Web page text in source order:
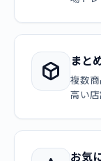
まと
複数
高い店
お気